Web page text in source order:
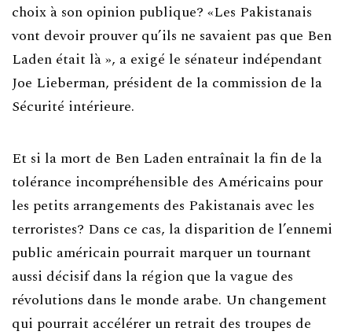
choix à son opinion publique? «Les Pakistanais
vont devoir prouver qu’ils ne savaient pas que Ben
Laden était là », a exigé le sénateur indépendant
Joe Lieberman, président de la commission de la
Sécurité intérieure.
Et si la mort de Ben Laden entraînait la fin de la
tolérance incompréhensible des Américains pour
les petits arrangements des Pakistanais avec les
terroristes? Dans ce cas, la disparition de l’ennemi
public américain pourrait marquer un tournant
aussi décisif dans la région que la vague des
révolutions dans le monde arabe. Un changement
qui pourrait accélérer un retrait des troupes de